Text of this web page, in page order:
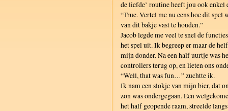
de liefde’ routine heeft jou ook enkel
“True. Vertel me nu eens hoe dit
van dit bakje vast te houden.”
Jacob legde me veel te snel de
het spel uit. Ik begreep er maar de
mijn donder. Na een half uurtje was
controllers terug op, en lieten ons
“Well, that was fun…” zuchtte ik.
Ik nam een slokje van mijn bier, dat
zon was ondergegaan. Een
het half geopende raam, streelde